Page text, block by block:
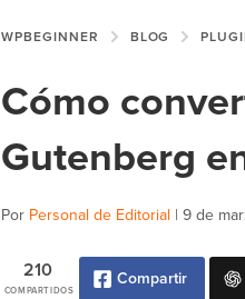
WPBEGINNER BLOG
Cómo
Gutenberg
Por Personal de Editorial | 9 de
COMPARTIDOS
210 Compartir